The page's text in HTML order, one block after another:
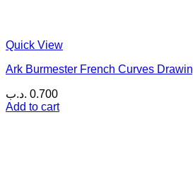
Quick View
Ark Burmester French Curves
0.700 .د.ب
Add to cart